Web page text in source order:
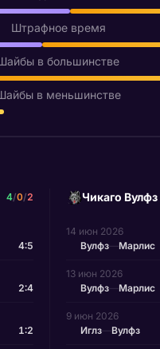
Штрафное время
в большинстве
в меньшинстве
4/0/2
4:5
2:4
1:2
Чикаго Вулфз
14 июн 2026
Вулфз—Марлис
13 июн 2026
Вулфз—Марлис
9 июн 2026
Иглз—Вулфз